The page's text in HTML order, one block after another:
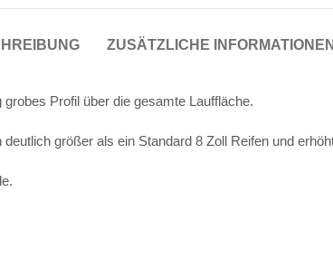
ZUSÄTZLICHE INFORMATIONEN
Profil über die gesamte Lauffläche.
größer als ein Standard 8 Zoll Reifen und